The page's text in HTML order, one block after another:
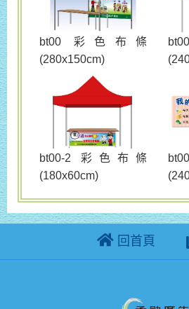
bt00 彩色布條
(280x150cm)
bt00-2 彩色布條
(180x60cm)
回首頁